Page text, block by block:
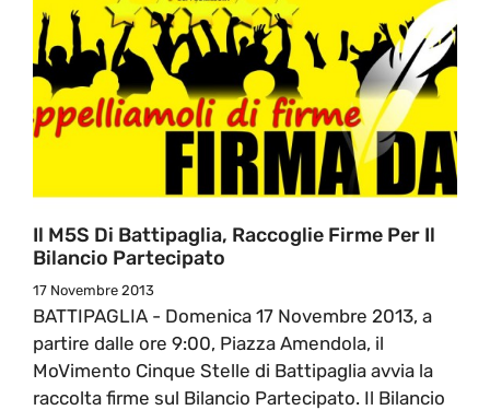
Il M5S Di Battipaglia, Raccoglie Firme Per Il
Bilancio Partecipato
17 Novembre 2013
BATTIPAGLIA - Domenica 17 Novembre 2013, a
partire dalle ore 9:00, Piazza Amendola, il
MoVimento Cinque Stelle di Battipaglia avvia la
raccolta firme sul Bilancio Partecipato. Il Bilancio